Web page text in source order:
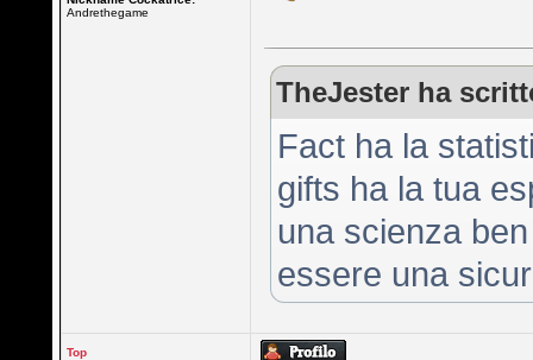
Andrethegame
TheJester ha
Fact ha la
gifts ha la tua
una scienza
essere una
Top